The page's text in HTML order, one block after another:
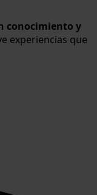
conocimiento y
experiencias que